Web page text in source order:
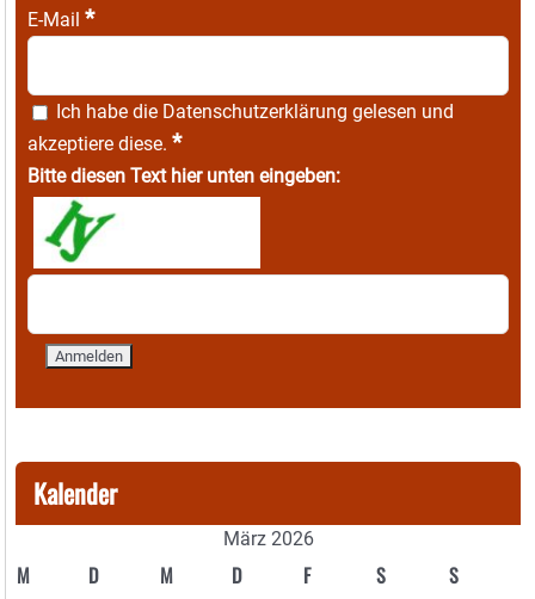
E-Mail *
Ich habe die Datenschutzerklärung gelesen und
akzeptiere diese. *
Bitte diesen Text hier unten eingeben:
Kalender
März 2026
M D M D F S S